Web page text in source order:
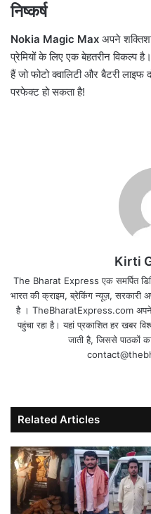
निष्कर्ष
Nokia Magic Max अपने
प्रेमियों के लिए एक बेहतरीन विकल्प
हैं जो फोटो क्वालिटी और बैटरी
परफेक्ट हो सकता है!
Kirti
The Bharat Express एक समर्पित
भारत की क्राइम, ब्रेकिंग न्यूज़,
है । TheBharatExpress.com अपने
पहुंचा रहा है। यहां प्रकाशित हर खबर
जाती है, जिससे पाठकों
Related Articles